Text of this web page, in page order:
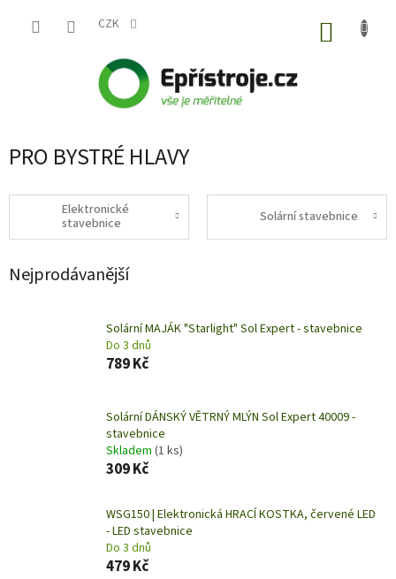
CZK
PRO BYSTRÉ HLAVY
Elektronické
stavebnice
Solární stavebnice
Nejprodávanější
Solární MAJÁK "Starlight" Sol Expert - stavebnice
Do 3 dnů
789 Kč
Solární DÁNSKÝ VĚTRNÝ MLÝN Sol Expert 40009 -
stavebnice
Skladem (1 ks)
309 Kč
WSG150 | Elektronická HRACÍ KOSTKA, červené LED
- LED stavebnice
Do 3 dnů
479 Kč